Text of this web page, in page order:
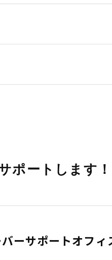
ポートします！
ーサポートオフィ